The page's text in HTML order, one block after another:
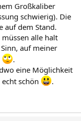
Großkaliber
schwierig). Die
auf dem Stand.
alle halt
auf meiner
.
eine Möglichkeit
schön
.